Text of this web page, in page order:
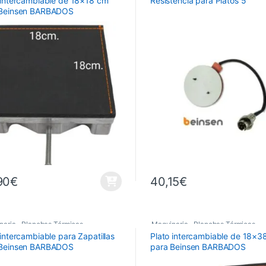
Planchas
BARBADOS
€
Recambios Planchas
40,15€
Planchas Térmicas
Planchas
para Zapatillas
BARBADOS
Maquinaria Planchas Térmicas
Recambios Planchas
Plato intercambiable de
para Beinsen BARBADOS